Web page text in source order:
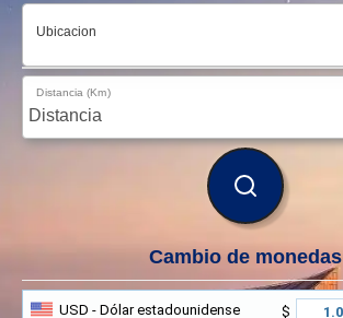
Ubicacion
Distancia (Km)
BUSCAR
Cambio de monedas
USD - Dólar estadounidense
$